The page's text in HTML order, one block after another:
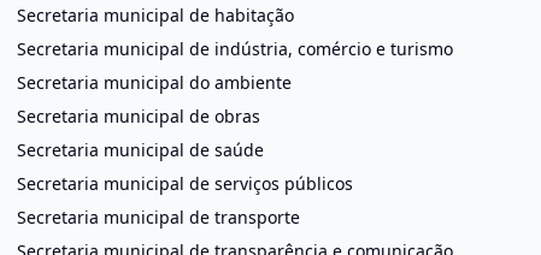
Secretaria municipal de habitação
Secretaria municipal de indústria, comércio e turismo
Secretaria municipal do ambiente
Secretaria municipal de obras
Secretaria municipal de saúde
Secretaria municipal de serviços públicos
Secretaria municipal de transporte